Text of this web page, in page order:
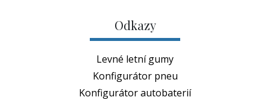
Odkazy
Levné letní gumy
Konfigurátor pneu
Konfigurátor autobaterií